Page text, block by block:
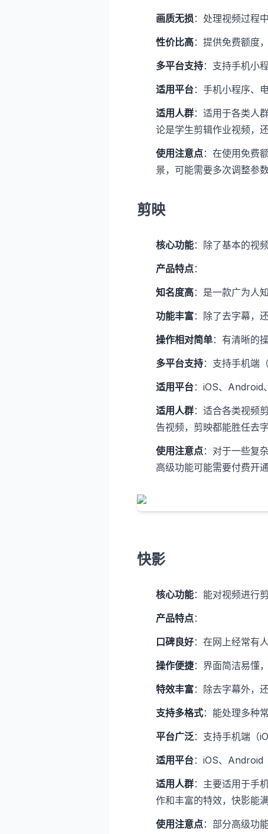
画质无损 ：处理视频过程
性价比高：提供免费额度
多平台支持：支持手机小
适用平台：手机小程序、
适用人群：适用于各类人
论是学生剪辑作业视频，
使用注意点：在使用免费
景，可能需要多次调整参
剪映
核心功能：除了基本的视
产品特点：
知名度高：是一款广为人
功能丰富：除了去字幕，
操作相对简单：有清晰的
多平台支持：支持手机端
适用平台：iOS、
适用人群：适合各类视频
告视频，剪映都能胜任去
使用注意点：对于一些复
高级功能可能需要付费开通
快影
核心功能：能对视频进行
产品特点：
口碑良好：在网上经常有
操作便捷：界面简洁易懂
特效丰富：除去字幕外，
支持多格式：能处理多种
平台广泛：支持手机端（
适用平台：iOS、Android
适用人群：主要适用于手
作和丰富的特效，快影能
使用注意点：部分高级功